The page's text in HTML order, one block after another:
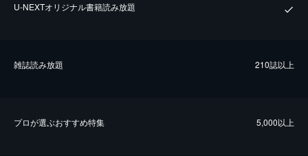
U-NEXTオリジナル書籍読み放題
雑誌読み放題 210誌以上
プロが選ぶおすすめ特集 5,000以上